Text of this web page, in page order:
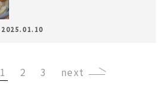
2025.01.10
1 2 3 ›